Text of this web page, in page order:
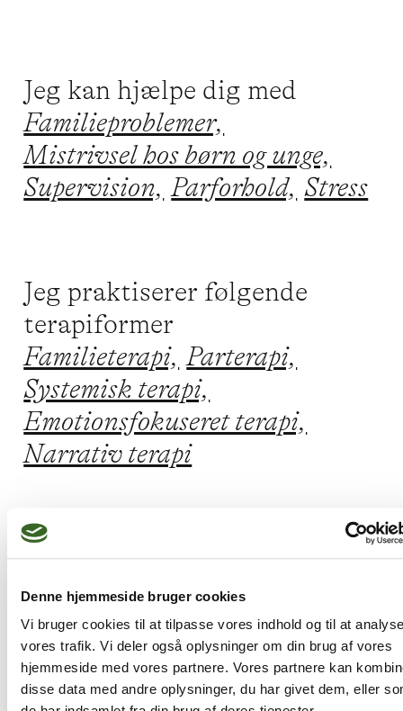
Denne hjemmeside bruger cookies
Vi bruger cookies til at tilpasse vores indhold og til at
vores trafik. Vi deler også oplysninger om din brug af vores
hjemmeside med vores partnere. Vores partnere kan
disse data med andre oplysninger, du har givet dem, eller
Jeg kan hjælpe dig med
Familieproblemer,
Mistrivsel hos børn og unge,
Supervision, Parforhold, Stress
Jeg praktiserer følgende
terapiformer
Familieterapi, Parterapi,
Systemisk terapi,
Emotionsfokuseret terapi,
Narrativ terapi
Relateret profil